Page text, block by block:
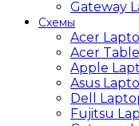
Gateway
Схемы
Acer
Acer
Apple
Asus
Dell
Fujitsu